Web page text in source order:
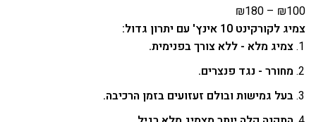
₪100
–
₪180
צמיג לקורקינט 10 אינץ' עם יתרון גדול:
צמיג מלא - ללא צורך בפנימית.
מחורר - נגד פנצרים.
בעל גמישות ובולם זעזועים בזמן הרכיבה.